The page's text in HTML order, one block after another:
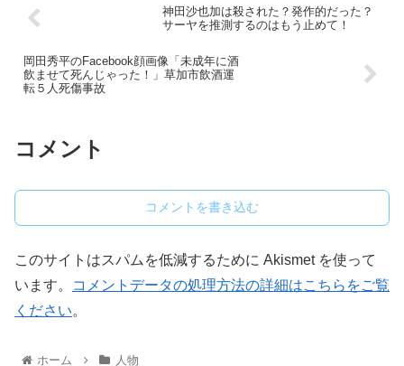
神田沙也加は殺された？発作的だった？
サーヤを推測するのはもう止めて！
岡田秀平のFacebook顔画像「未成年に酒
飲ませて死んじゃった！」草加市飲酒運
転５人死傷事故
コメント
コメントを書き込む
このサイトはスパムを低減するために Akismet を使って
います。
コメントデータの処理方法の詳細はこちらをご覧
ください。
ホーム 人物